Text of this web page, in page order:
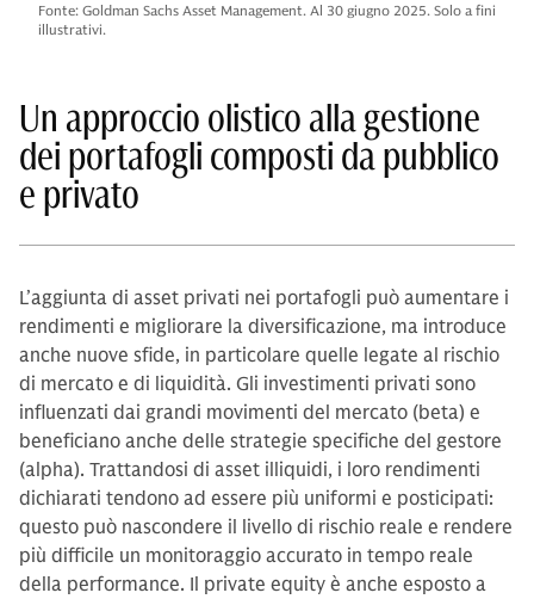
Fonte: Goldman Sachs Asset Management. Al 30 giugno 2025. Solo a fini
illustrativi.
Un approccio olistico alla gestione
dei portafogli composti da pubblico
e privato
L’aggiunta di asset privati nei portafogli può aumentare i
rendimenti e migliorare la diversificazione, ma introduce
anche nuove sfide, in particolare quelle legate al rischio
di mercato e di liquidità. Gli investimenti privati sono
influenzati dai grandi movimenti del mercato (beta) e
beneficiano anche delle strategie specifiche del gestore
(alpha). Trattandosi di asset illiquidi, i loro rendimenti
dichiarati tendono ad essere più uniformi e posticipati:
questo può nascondere il livello di rischio reale e rendere
più difficile un monitoraggio accurato in tempo reale
della performance. Il private equity è anche esposto a